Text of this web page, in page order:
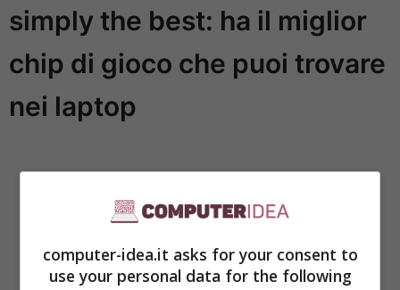
simply the best: ha il miglior
chip di gioco che puoi trovare
nei laptop
computer-idea.it asks for your consent to
use your personal data for the following